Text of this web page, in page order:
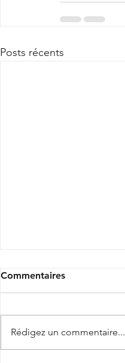
Posts récents
Camp Basket 2026
Commentaires
Rédigez un commentaire...